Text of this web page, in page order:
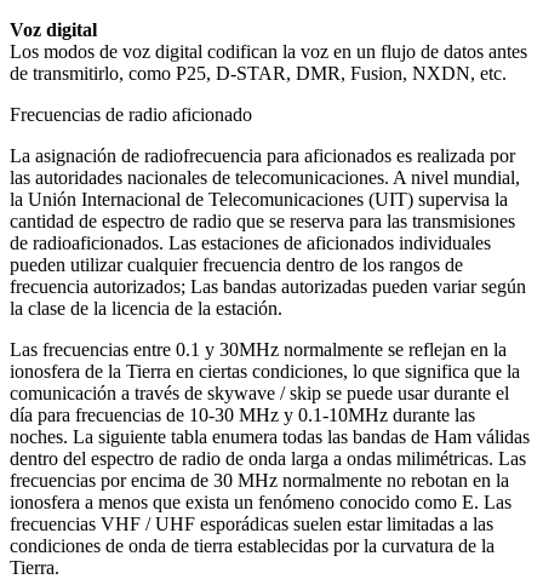
Voz digital
Los modos de voz digital codifican la voz en un flujo de datos antes
de transmitirlo, como P25, D-STAR, DMR, Fusion, NXDN, etc.
Frecuencias de radio aficionado
La asignación de radiofrecuencia para aficionados es realizada por
las autoridades nacionales de telecomunicaciones. A nivel mundial,
la Unión Internacional de Telecomunicaciones (UIT) supervisa la
cantidad de espectro de radio que se reserva para las transmisiones
de radioaficionados. Las estaciones de aficionados individuales
pueden utilizar cualquier frecuencia dentro de los rangos de
frecuencia autorizados; Las bandas autorizadas pueden variar según
la clase de la licencia de la estación.
Las frecuencias entre 0.1 y 30MHz normalmente se reflejan en la
ionosfera de la Tierra en ciertas condiciones, lo que significa que la
comunicación a través de skywave / skip se puede usar durante el
día para frecuencias de 10-30 MHz y 0.1-10MHz durante las
noches. La siguiente tabla enumera todas las bandas de Ham válidas
dentro del espectro de radio de onda larga a ondas milimétricas. Las
frecuencias por encima de 30 MHz normalmente no rebotan en la
ionosfera a menos que exista un fenómeno conocido como E. Las
frecuencias VHF / UHF esporádicas suelen estar limitadas a las
condiciones de onda de tierra establecidas por la curvatura de la
Tierra.